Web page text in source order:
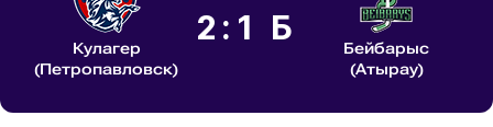
Кулагер
(Петропавловск)
2:1 Б
Бейбарыс
(Атырау)